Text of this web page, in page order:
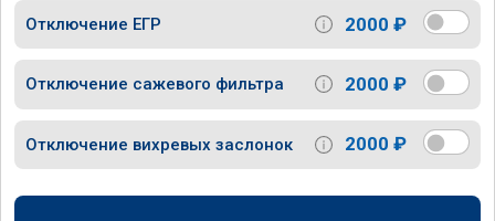
Отключение ЕГР 2000 ₽
Отключение сажевого фильтра 2000 ₽
Отключение вихревых заслонок 2000 ₽